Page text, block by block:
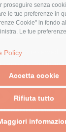
proseguire senza
le tue preferenze in
Cookie" in fondo
Le tue
Policy
Accetta cookie
Rifiuta tutto
villa fiorentino
rights reserved.
Penisola Sorrentina
Policy